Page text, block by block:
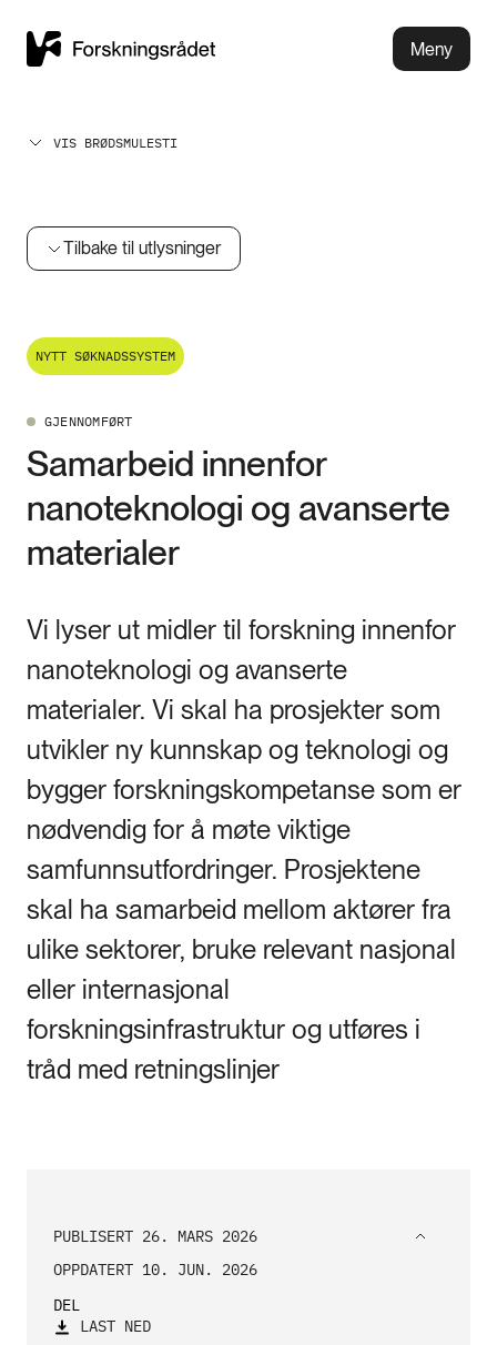
Meny
VIS BRØDSMULESTI
Tilbake til utlysninger
NYTT SØKNADSSYSTEM
GJENNOMFØRT
Samarbeid innenfor
nanoteknologi og avanserte
materialer
Vi lyser ut midler til forskning innenfor
nanoteknologi og avanserte
materialer. Vi skal ha prosjekter som
utvikler ny kunnskap og teknologi og
bygger forskningskompetanse som er
nødvendig for å møte viktige
samfunnsutfordringer. Prosjektene
skal ha samarbeid mellom aktører fra
ulike sektorer, bruke relevant nasjonal
eller internasjonal
forskningsinfrastruktur og utføres i
tråd med retningslinjer
PUBLISERT 26. MARS 2026
OPPDATERT 10. JUN. 2026
DEL
LAST NED